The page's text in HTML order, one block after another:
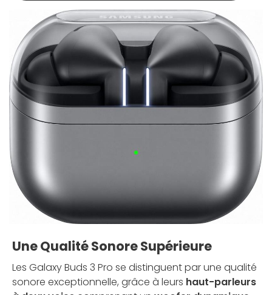
Une Qualité Sonore Supérieure
Les Galaxy Buds 3 Pro se distinguent par une qualité
sonore exceptionnelle, grâce à leurs haut-parleurs